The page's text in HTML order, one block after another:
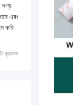
পণ্য
এবং
করি
ব্রুকস